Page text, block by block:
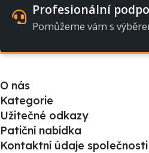
Profesionální
Pomůžeme vám s
O nás
Kategorie
Užitečné odkazy
Patiční nabídka
Kontaktní údaje společnosti